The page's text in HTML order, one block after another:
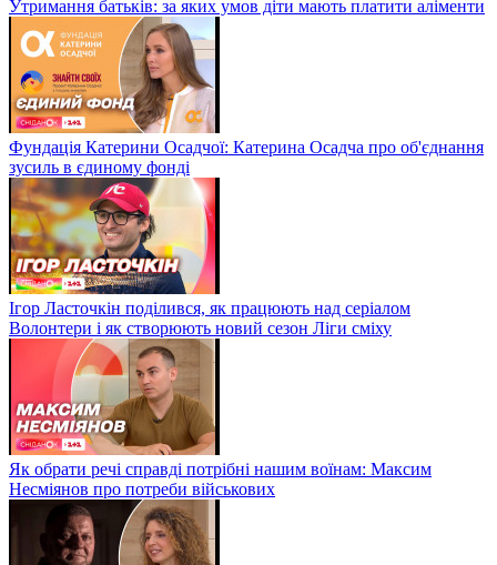
Утримання батьків: за яких умов діти мають платити аліменти
Фундація Катерини Осадчої: Катерина Осадча про об'єднання
зусиль в єдиному фонді
Ігор Ласточкін поділився, як працюють над серіалом
Волонтери і як створюють новий сезон Ліги сміху
Як обрати речі справді потрібні нашим воїнам: Максим
Несміянов про потреби військових